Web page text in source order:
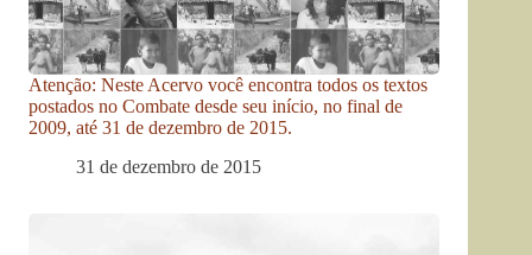
Atenção: Neste Acervo você encontra todos os textos
postados no Combate desde seu início, no final de
2009, até 31 de dezembro de 2015.
31 de dezembro de 2015